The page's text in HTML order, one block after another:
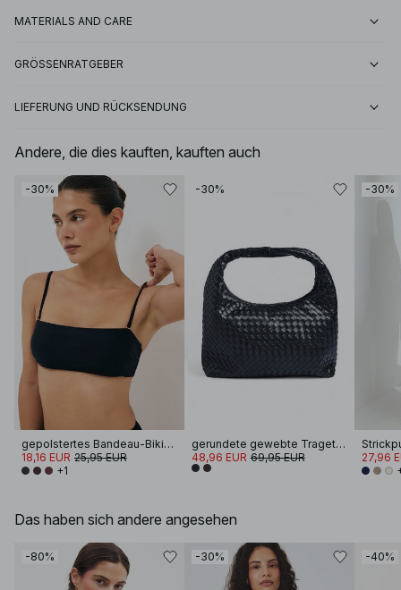
MATERIALS AND CARE
GRÖSSENRATGEBER
LIEFERUNG UND RÜCKSENDUNG
Andere, die dies kauften, kauften auch
-30%
gepolstertes Bandeau-Bikini-Oberteil
18,16 EUR 25,95 EUR
+1
-30%
gerundete gewebte Tragetasche
48,96 EUR 69,95 EUR
-30%
27,96
Das haben sich andere angesehen
-80% -30% -40%